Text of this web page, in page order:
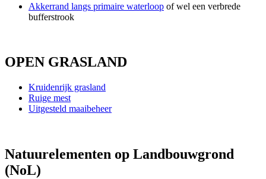
Akkerrand langs primaire waterloop of wel een verbrede
bufferstrook
OPEN GRASLAND
Kruidenrijk grasland
Ruige mest
Uitgesteld maaibeheer
Natuurelementen op Landbouwgrond
(NoL)